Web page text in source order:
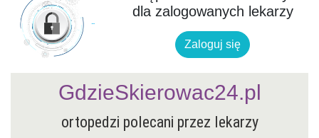
dla zalogowanych lekarzy
Zaloguj się
ortopedzi polecani przez lekarzy
GdzieSkierowac24.pl